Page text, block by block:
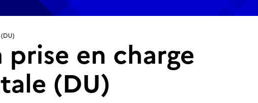
en charge
(DU)